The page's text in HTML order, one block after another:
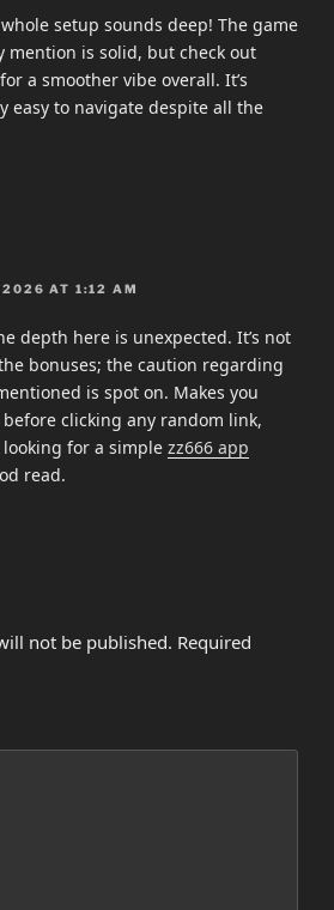
setup sounds deep! The game
mention is solid, but check out
for a smoother vibe overall. It’s
easy to navigate despite all the
2026 AT 1:12 AM
depth here is unexpected. It’s not
bonuses; the caution regarding
is spot on. Makes you
clicking any random link,
for a simple zz666 app
read.
not be published. Required